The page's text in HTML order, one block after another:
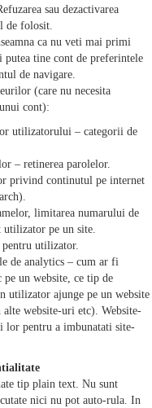
sau dezactivarea
de folosit.
ca nu veti mai primi
putea tine cont de preferintele
de navigare.
(care nu necesita
cont):
utilizatorului – categorii de
– retinerea parolelor.
privind continutul pe internet
limitarea numarului de
utilizator pe un site.
pentru utilizator.
de analytics – cum ar fi
un website, ce tip de
utilizator ajunge pe un website
website-uri etc). Website-
lor pentru a imbunatati site-
tip plain text. Nu sunt
nici nu pot auto-rula. In